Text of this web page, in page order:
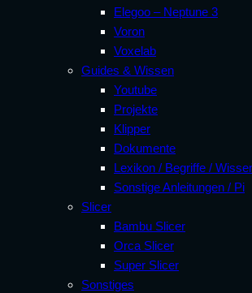
Elegoo – Neptune 3
Voron
Voxelab
Guides & Wissen
Youtube
Projekte
Klipper
Dokumente
Lexikon / Begriffe /
Sonstige Anleitungen / Pi
Slicer
Bambu Slicer
Orca Slicer
Super Slicer
Sonstiges